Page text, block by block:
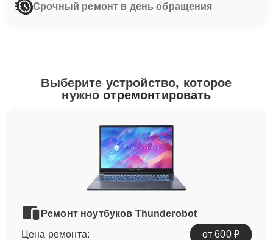
Срочный ремонт в день обращения
Выберите устройство, которое
нужноотремонтировать
Ремонт ноутбуков Thunderobot
Цена ремонта:
от 600 ₽